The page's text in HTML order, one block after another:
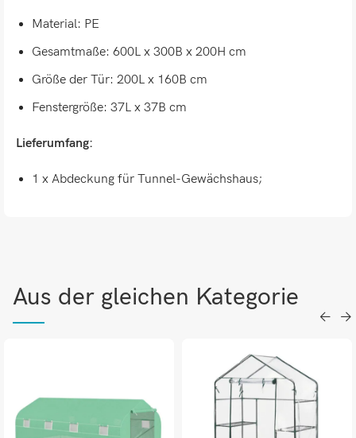
Material: PE
Gesamtmaße: 600L x 300B x 200H cm
Größe der Tür: 200L x 160B cm
Fenstergröße: 37L x 37B cm
Lieferumfang:
1 x Abdeckung für Tunnel-Gewächshaus;
Aus der gleichen Kategorie